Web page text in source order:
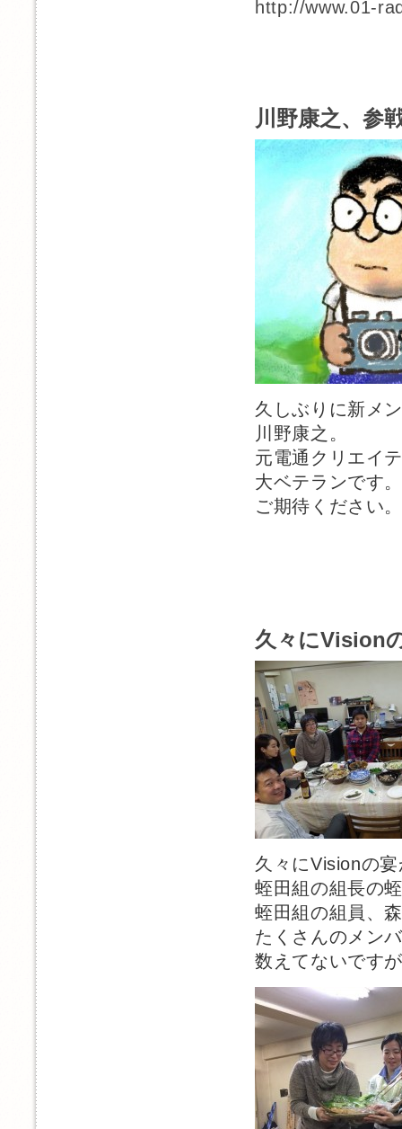
http://www.01-
川野康之、参
久しぶりに新メ
川野康之。
元電通クリエイ
大ベテランです
ご期待ください
久々にVision
久々にVisionの
蛭田組の組長の
蛭田組の組員、
たくさんのメン
数えてないです